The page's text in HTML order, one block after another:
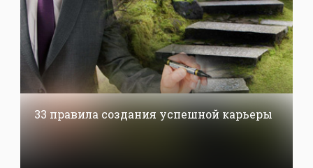
33 правила создания успешной карьеры